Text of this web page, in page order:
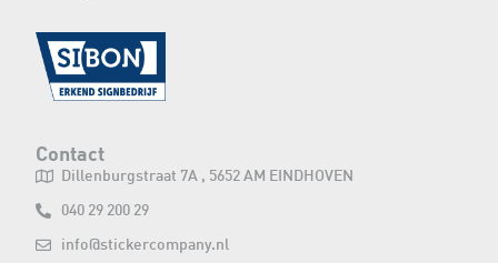
Contact
Dillenburgstraat 7A , 5652 AM EINDHOVEN
040 29 200 29
info@stickercompany.nl